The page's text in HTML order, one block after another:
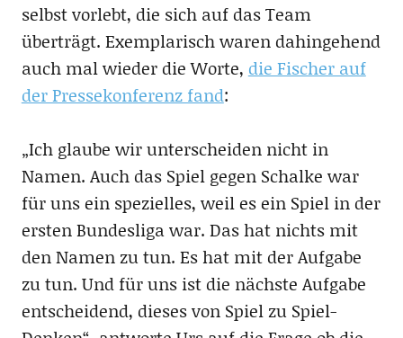
selbst vorlebt, die sich auf das Team
überträgt. Exemplarisch waren dahingehend
auch mal wieder die Worte, die Fischer auf
der Pressekonferenz fand:
„Ich glaube wir unterscheiden nicht in
Namen. Auch das Spiel gegen Schalke war
für uns ein spezielles, weil es ein Spiel in der
ersten Bundesliga war. Das hat nichts mit
den Namen zu tun. Es hat mit der Aufgabe
zu tun. Und für uns ist die nächste Aufgabe
entscheidend, dieses von Spiel zu Spiel-